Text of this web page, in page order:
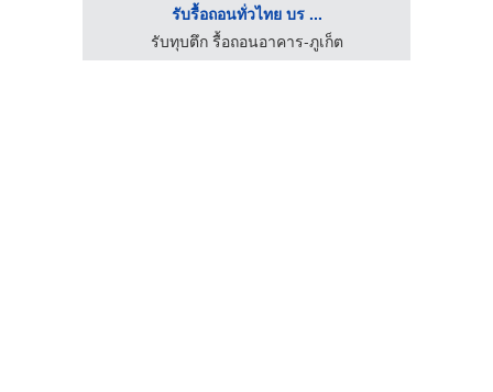
รับรื้อถอนทั่วไทย บร ...
รับทุบตึก รื้อถอนอาคาร-ภูเก็ต